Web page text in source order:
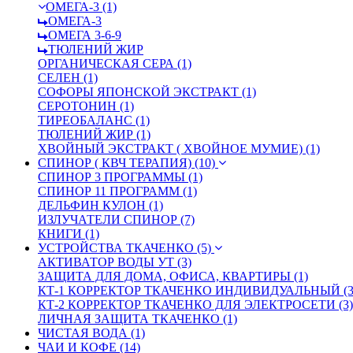
ОМЕГА-3 (1)
ОМЕГА-3
ОМЕГА 3-6-9
ТЮЛЕНИЙ ЖИР
ОРГАНИЧЕСКАЯ СЕРА (1)
СЕЛЕН (1)
СОФОРЫ ЯПОНСКОЙ ЭКСТРАКТ (1)
СЕРОТОНИН (1)
ТИРЕОБАЛАНС (1)
ТЮЛЕНИЙ ЖИР (1)
ХВОЙНЫЙ ЭКСТРАКТ ( ХВОЙНОЕ МУМИЕ) (1)
СПИНОР ( КВЧ ТЕРАПИЯ) (10)
СПИНОР 3 ПРОГРАММЫ (1)
СПИНОР 11 ПРОГРАММ (1)
ДЕЛЬФИН КУЛОН (1)
ИЗЛУЧАТЕЛИ СПИНОР (7)
КНИГИ (1)
УСТРОЙСТВА ТКАЧЕНКО (5)
АКТИВАТОР ВОДЫ УТ (3)
ЗАЩИТА ДЛЯ ДОМА, ОФИСА, КВАРТИРЫ (1)
КТ-1 КОРРЕКТОР ТКАЧЕНКО ИНДИВИДУАЛЬНЫЙ
КТ-2 КОРРЕКТОР ТКАЧЕНКО ДЛЯ ЭЛЕКТРОСЕТИ (3)
ЛИЧНАЯ ЗАЩИТА ТКАЧЕНКО (1)
ЧИСТАЯ ВОДА (1)
ЧАИ И КОФЕ (14)